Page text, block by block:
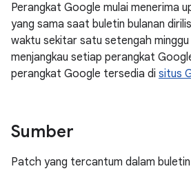
Perangkat Google mulai menerima
yang sama saat buletin bulanan
waktu sekitar satu setengah minggu
menjangkau setiap perangkat
perangkat Google tersedia di situs
Sumber
Patch yang tercantum dalam